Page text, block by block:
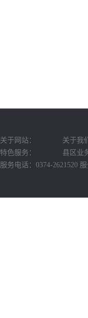
关于网站： 关于我们
特色服务：
县区业
服务电话：0374-2621520